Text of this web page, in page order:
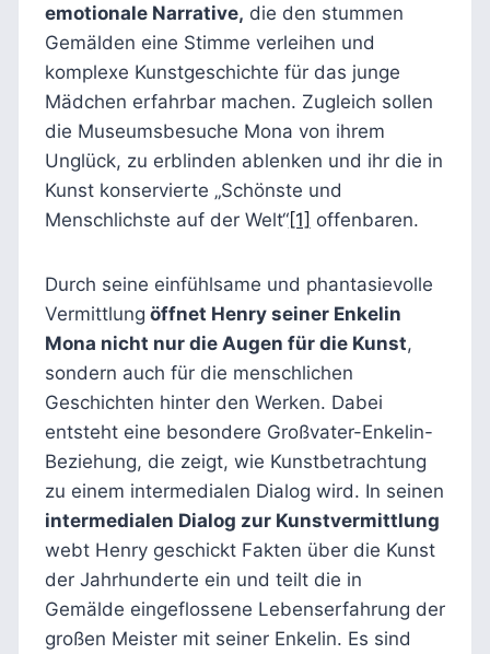
emotionale Narrative, die den stummen
Gemälden eine Stimme verleihen und
komplexe Kunstgeschichte für das junge
Mädchen erfahrbar machen. Zugleich sollen
die Museumsbesuche Mona von ihrem
Unglück, zu erblinden ablenken und ihr die in
Kunst konservierte „Schönste und
Menschlichste auf der Welt“[1] offenbaren.
Durch seine einfühlsame und phantasievolle
Vermittlung öffnet Henry seiner Enkelin
Mona nicht nur die Augen für die Kunst,
sondern auch für die menschlichen
Geschichten hinter den Werken. Dabei
entsteht eine besondere Großvater-Enkelin-
Beziehung, die zeigt, wie Kunstbetrachtung
zu einem intermedialen Dialog wird. In seinen
intermedialen Dialog zur Kunstvermittlung
webt Henry geschickt Fakten über die Kunst
der Jahrhunderte ein und teilt die in
Gemälde eingeflossene Lebenserfahrung der
großen Meister mit seiner Enkelin. Es sind